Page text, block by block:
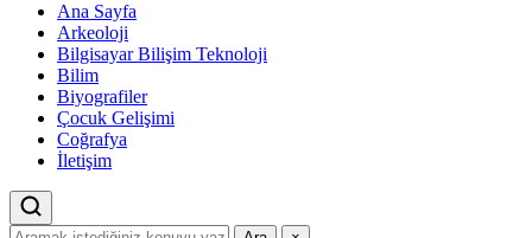
Ana Sayfa
Arkeoloji
Bilgisayar Bilişim Teknoloji
Bilim
Biyografiler
Çocuk Gelişimi
Coğrafya
İletişim